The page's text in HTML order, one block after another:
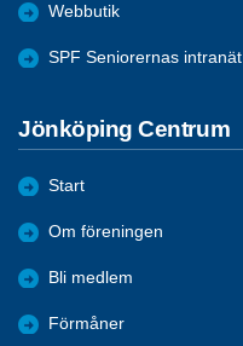
Webbutik
SPF Seniorernas intranät
Jönköping Centrum
Start
Om föreningen
Bli medlem
Förmåner